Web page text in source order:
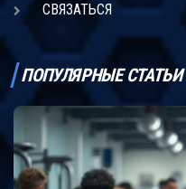
СВЯЗАТЬСЯ
ПОПУЛЯРНЫЕ СТАТЬИ